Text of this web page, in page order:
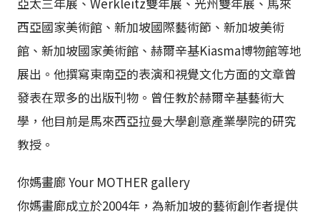
西亞國家美術館、新加坡國際藝術節、新加坡美術
館、新加坡國家美術館、赫爾辛基Kiasma博物館等地
展出。他撰寫東南亞的表演和視覺文化方面的文章曾
發表在眾多的出版刊物。曾任教於赫爾辛基藝術大
學，他目前是馬來西亞拉曼大學創意產業學院的研究
教授。
你媽畫廊 Your MOTHER gallery
你媽畫廊成立於2004年，為新加坡的藝術創作者提供